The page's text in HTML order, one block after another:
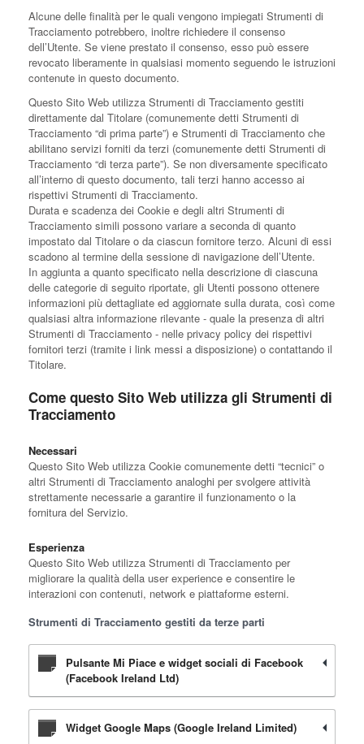
Alcune delle finalità per le quali vengono impiegati Strumenti di
Tracciamento potrebbero, inoltre richiedere il consenso
dell’Utente. Se viene prestato il consenso, esso può essere
revocato liberamente in qualsiasi momento seguendo le istruzioni
contenute in questo documento.
Questo Sito Web utilizza Strumenti di Tracciamento gestiti
direttamente dal Titolare (comunemente detti Strumenti di
Tracciamento “di prima parte”) e Strumenti di Tracciamento che
abilitano servizi forniti da terzi (comunemente detti Strumenti di
Tracciamento “di terza parte”). Se non diversamente specificato
all’interno di questo documento, tali terzi hanno accesso ai
rispettivi Strumenti di Tracciamento.
Durata e scadenza dei Cookie e degli altri Strumenti di
Tracciamento simili possono variare a seconda di quanto
impostato dal Titolare o da ciascun fornitore terzo. Alcuni di essi
scadono al termine della sessione di navigazione dell’Utente.
In aggiunta a quanto specificato nella descrizione di ciascuna
delle categorie di seguito riportate, gli Utenti possono ottenere
informazioni più dettagliate ed aggiornate sulla durata, così come
qualsiasi altra informazione rilevante - quale la presenza di altri
Strumenti di Tracciamento - nelle privacy policy dei rispettivi
fornitori terzi (tramite i link messi a disposizione) o contattando il
Titolare.
Come questo Sito Web utilizza gli Strumenti di
Tracciamento
Necessari
Questo Sito Web utilizza Cookie comunemente detti “tecnici” o
altri Strumenti di Tracciamento analoghi per svolgere attività
strettamente necessarie a garantire il funzionamento o la
fornitura del Servizio.
Esperienza
Questo Sito Web utilizza Strumenti di Tracciamento per
migliorare la qualità della user experience e consentire le
interazioni con contenuti, network e piattaforme esterni.
Strumenti di Tracciamento gestiti da terze parti
Pulsante Mi Piace e widget sociali di Facebook
(Facebook Ireland Ltd)
Widget Google Maps (Google Ireland Limited)